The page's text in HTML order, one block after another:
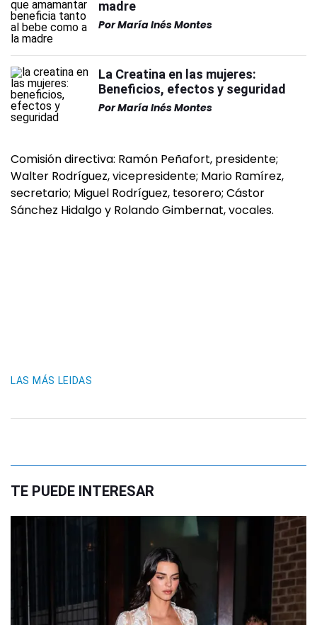
madre
PorMaría Inés Montes
La Creatina en las mujeres:
Beneficios, efectos y seguridad
PorMaría Inés Montes
Comisión directiva: Ramón Peñafort, presidente;
Walter Rodríguez, vicepresidente; Mario Ramírez,
secretario; Miguel Rodríguez, tesorero; Cástor
Sánchez Hidalgo y Rolando Gimbernat, vocales.
LAS MÁS LEIDAS
TE PUEDE INTERESAR